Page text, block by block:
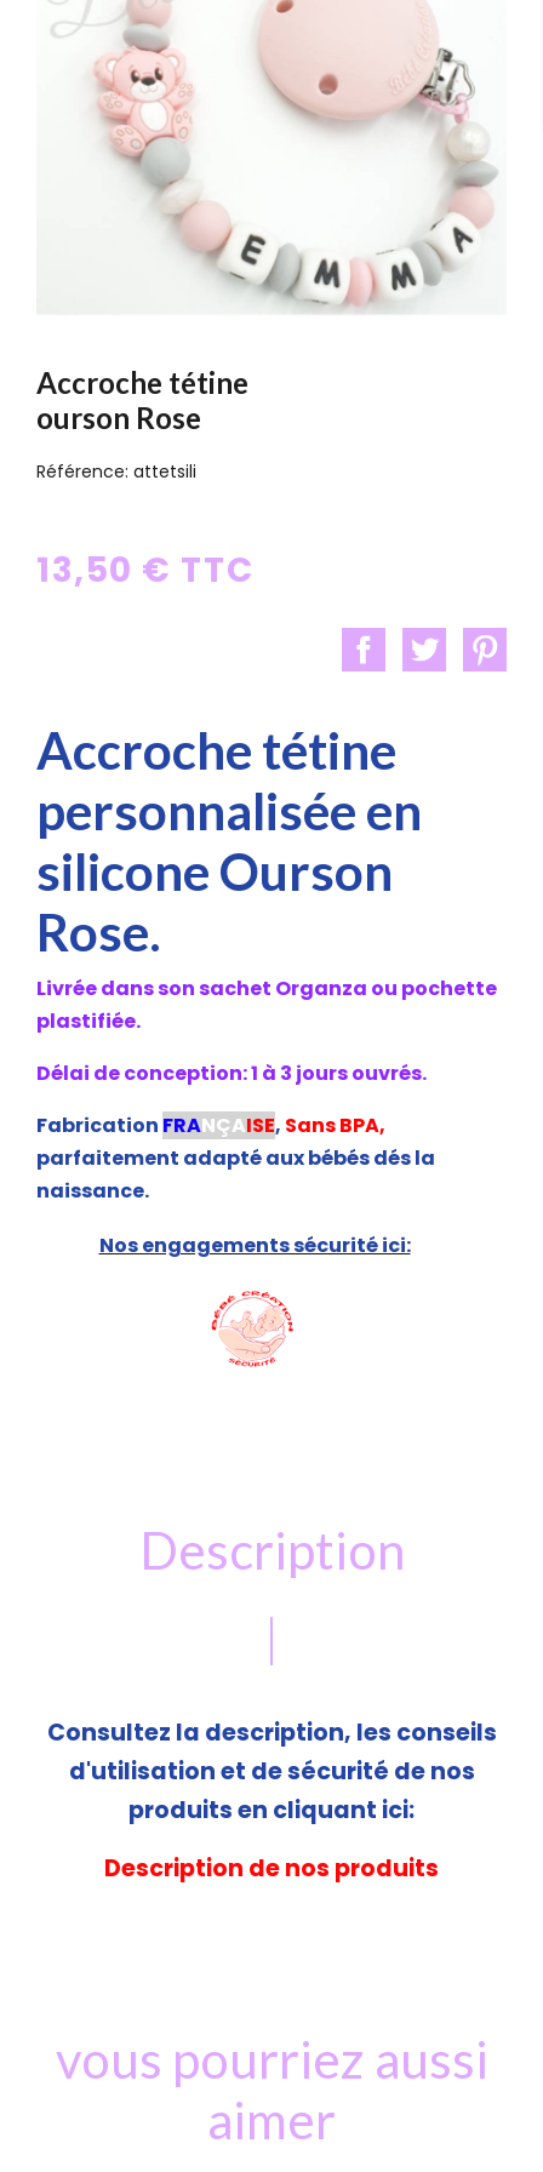
Accroche tétine
ourson Rose
Référence: attetsili
13,50 € TTC
Accroche tétine
personnalisée en
silicone Ourson
Rose.
Livrée dans son sachet Organza ou pochette
plastifiée.
Délai de conception: 1 à 3 jours ouvrés.
Fabrication FRANÇAISE, Sans BPA,
parfaitement adapté aux bébés dés la
naissance.
Nos engagements sécurité ici:
Description
Consultez la description, les conseils
d'utilisation et de sécurité de nos
produits en cliquant ici:
Description de nos produits
vous pourriez aussi
aimer